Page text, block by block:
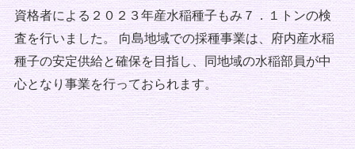
資格者による２０２３年産水稲種子もみ７．１トンの検
査を行いました。 向島地域での採種事業は、府内産水稲
種子の安定供給と確保を目指し、同地域の水稲部員が中
心となり事業を行っておられます。